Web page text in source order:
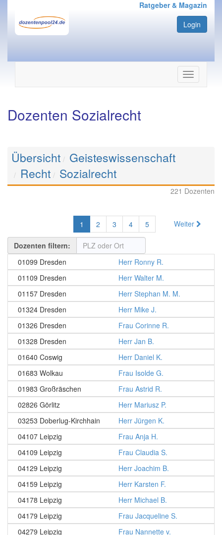
Ratgeber & Magazin
Login
Navigation
ein-/
Dozenten Sozialrecht
Übersicht Geisteswissenschaft
Recht Sozialrecht
221 Dozenten
1 2 3 4 5 Weiter
Dozenten filtern:
01099 Dresden
Herr Ronny R.
01109 Dresden
Herr Walter M.
01157 Dresden
Herr Stephan M. M.
01324 Dresden
Herr Mike J.
01326 Dresden
Frau Corinne R.
01328 Dresden
Herr Jan B.
01640 Coswig
Herr Daniel K.
01683 Wolkau
Frau Isolde G.
01983 Großräschen
Frau Astrid R.
02826 Görlitz
Herr Mariusz P.
03253 Doberlug-Kirchhain
Herr Jürgen K.
04107 Leipzig
Frau Anja H.
04109 Leipzig
Frau Claudia S.
04129 Leipzig
Herr Joachim B.
04159 Leipzig
Herr Karsten F.
04178 Leipzig
Herr Michael B.
04179 Leipzig
Frau Jacqueline S.
04279 Leipzig
Frau Nannette v.